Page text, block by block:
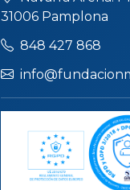
31006 Pamplona
848 427 868